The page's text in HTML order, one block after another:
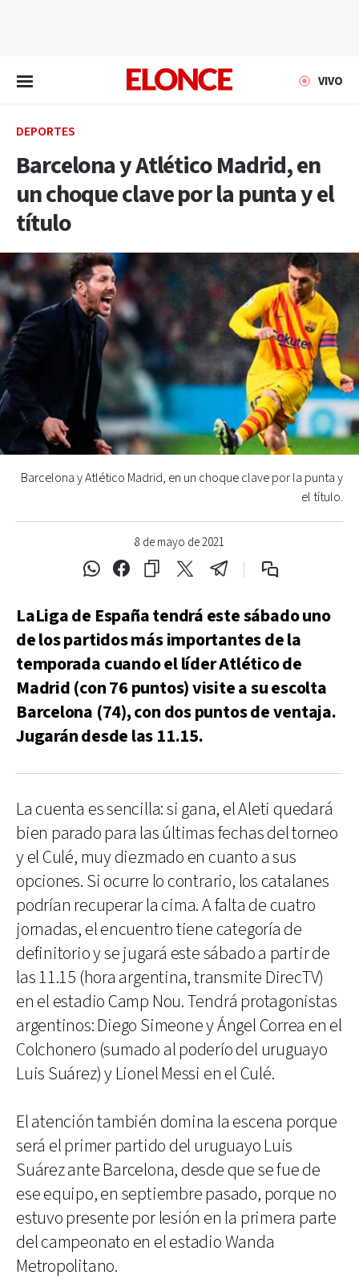
VIVO
DEPORTES
Barcelona y Atlético Madrid, en
un choque clave por la punta y el
título
8 de mayo de 2021
Barcelona y Atlético Madrid, en un choque clave por la punta y
el título.
LaLiga de España tendrá este sábado uno
de los partidos más importantes de la
temporada cuando el líder Atlético de
Madrid (con 76 puntos) visite a su escolta
Barcelona (74), con dos puntos de ventaja.
Jugarán desde las 11.15.
La cuenta es sencilla: si gana, el Aleti quedará
bien parado para las últimas fechas del torneo
y el Culé, muy diezmado en cuanto a sus
opciones. Si ocurre lo contrario, los catalanes
podrían recuperar la cima. A falta de cuatro
jornadas, el encuentro tiene categoría de
definitorio y se jugará este sábado a partir de
las 11.15 (hora argentina, transmite DirecTV)
en el estadio Camp Nou. Tendrá protagonistas
argentinos: Diego Simeone y Ángel Correa en el
Colchonero (sumado al poderío del uruguayo
Luis Suárez) y Lionel Messi en el Culé.
El atención también domina la escena porque
será el primer partido del uruguayo Luis
Suárez ante Barcelona, desde que se fue de
ese equipo, en septiembre pasado, porque no
estuvo presente por lesión en la primera parte
del campeonato en el estadio Wanda
Metropolitano.